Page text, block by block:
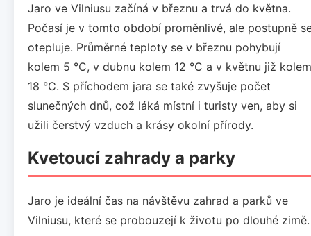
Jaro ve Vilniusu začíná v březnu a trvá do května.
Počasí je v tomto období proměnlivé, ale postupně
otepluje. Průměrné teploty se v březnu pohybují
kolem 5 °C, v dubnu kolem 12 °C a v květnu již kolem
18 °C. S příchodem jara se také zvyšuje počet
slunečných dnů, což láká místní i turisty ven, aby si
užili čerstvý vzduch a krásy okolní přírody.
Kvetoucí zahrady a parky
Jaro je ideální čas na návštěvu zahrad a parků ve
Vilniusu, které se probouzejí k životu po dlouhé zimě.